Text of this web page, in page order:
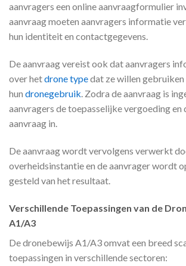
aanvragers een online aanvraagformulier
aanvraag moeten aanvragers informatie
hun identiteit en contactgegevens.
De aanvraag vereist ook dat aanvragers
over hetdrone typedat ze willen gebruiken
hun dronegebruik. Zodra de aanvraag is
aanvragers de toepasselijke vergoeding en
aanvraag in.
De aanvraag wordt vervolgens verwerkt
overheidsinstantie en de aanvrager wordt
gesteld van het resultaat.
Verschillende Toepassingen van de
A1/A3
De dronebewijs A1/A3 omvat een breed
toepassingen in verschillende sectoren: